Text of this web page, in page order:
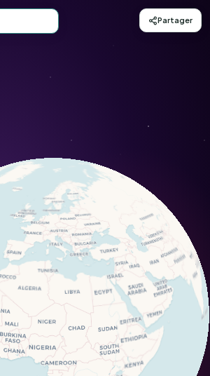
Crocus sieberi (Crocus sieberi) -
Partager